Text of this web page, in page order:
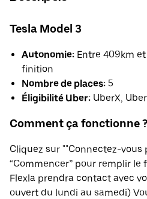
Tesla Model 3
Autonomie: Entre 409km
finition
Nombre de places: 5
Éligibilité Uber: UberX,
Comment ça fonctionne ?
Cliquez sur ""Connectez-vous
“Commencer” pour remplir
Flexla prendra contact avec
ouvert du lundi au samedi)